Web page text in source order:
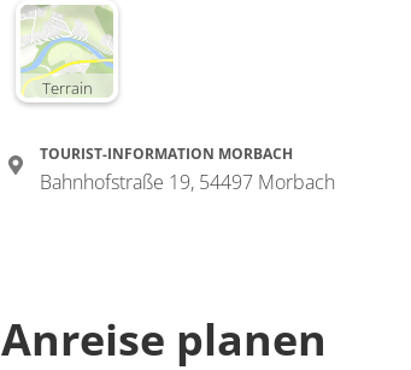
Terrain
TOURIST-INFORMATION MORBACH
Bahnhofstraße 19, 54497 Morbach
Anreise planen